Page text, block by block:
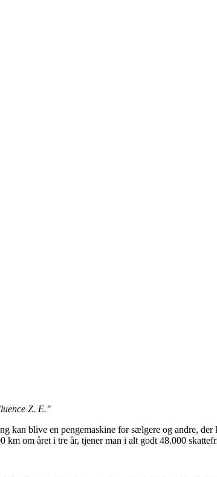
Z. E."
blive en pengemaskine for sælgere og andre, der
km om året i tre år, tjener man i alt godt 48.000